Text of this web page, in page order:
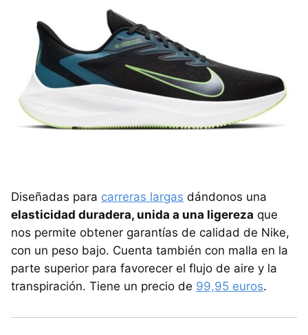
Diseñadas para carreras largas dándonos una
elasticidad duradera, unida a una ligereza que
nos permite obtener garantías de calidad de Nike,
con un peso bajo. Cuenta también con malla en la
parte superior para favorecer el flujo de aire y la
transpiración. Tiene un precio de 99,95 euros.